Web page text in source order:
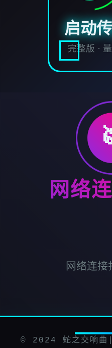
启动
完整版 ·
网络
网络连
© 2024 蛇之交响